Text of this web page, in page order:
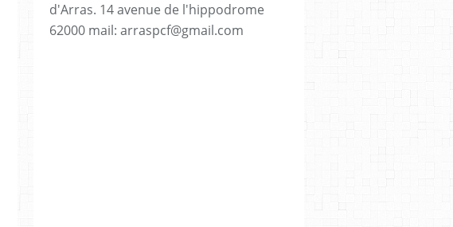
d'Arras. 14 avenue de l'hippodrome
62000 mail: arraspcf@gmail.com